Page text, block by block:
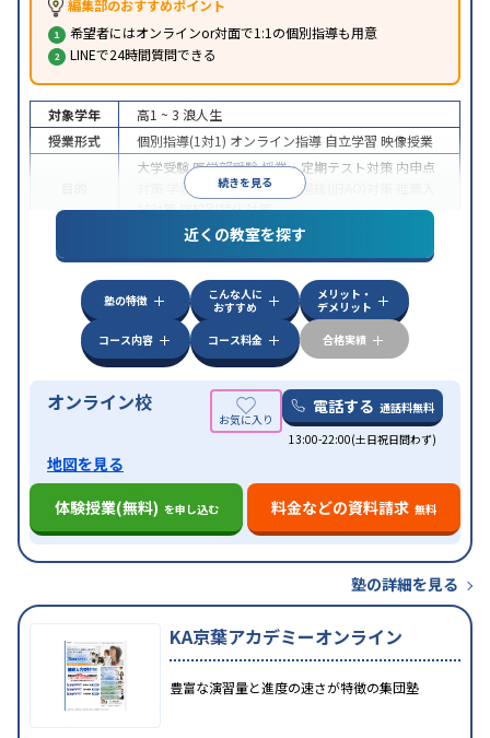
編集部のおすすめポイント
希望者にはオンラインor対面で1:1の個別指導も用意
LINEで24時間質問できる
続きを見る
対象学年 高1 ~ 3 浪人生
授業形式
個別指導(1対1) オンライン指導 自立学習 映像授業
大学受験医学部受験授業・定期テスト対策 内申点
学習習慣の定着 総合型選抜(旧AO)対策
試対策学校別特化対策
特徴
中高一貫校生に対応授業の振替可能
学習にPC・タブレットを利用オンライン対応1
科目から受講可能
近くの教室を探す
塾の特徴
こんな人に
おすすめ
メリット・
デメリット
コース内容
コース料金 合格実績
オンライン校 電話する 通話料無料
13:00-22:00(土日祝日問わず)
地図を見る
体験授業(無料) を申し込む 料金などの資料請求 無料
塾の詳細を見る
KA京葉アカデミーオンライン
豊富な演習量と進度の速さが特徴の集団塾